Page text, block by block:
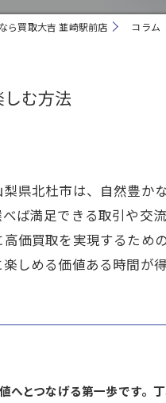
ら買取大吉 韮崎駅前店 コラム
む方法
県北杜市は、自然豊か
ば満足できる取引や交
価買取を実現するため
しめる価値ある時間が得
とつなげる第一歩です。